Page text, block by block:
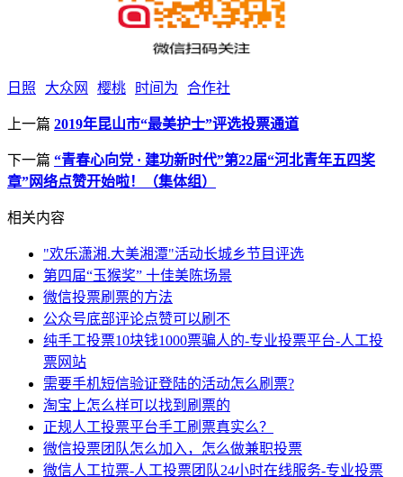
日照 大众网 樱桃 时间为 合作社
上一篇 2019年昆山市“最美护士”评选投票通道
下一篇 “青春心向党 · 建功新时代”第22届“河北青年五四奖
章”网络点赞开始啦！（集体组）
相关内容
"欢乐潇湘.大美湘潭"活动长城乡节目评选
第四届“玉猴奖” 十佳美陈场景
微信投票刷票的方法
公众号底部评论点赞可以刷不
纯手工投票10块钱1000票骗人的-专业投票平台-人工投
票网站
需要手机短信验证登陆的活动怎么刷票?
淘宝上怎么样可以找到刷票的
正规人工投票平台手工刷票真实么？
微信投票团队怎么加入，怎么做兼职投票
微信人工拉票-人工投票团队24小时在线服务-专业投票